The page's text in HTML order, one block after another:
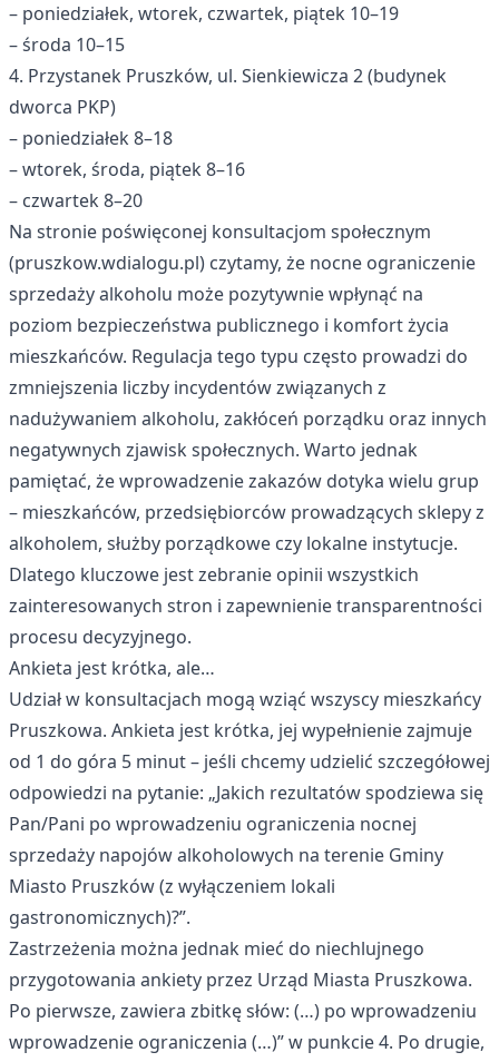
– poniedziałek, wtorek, czwartek, piątek 10–19
– środa 10–15
4. Przystanek Pruszków, ul. Sienkiewicza 2 (budynek
dworca PKP)
– poniedziałek 8–18
– wtorek, środa, piątek 8–16
– czwartek 8–20
Na stronie poświęconej konsultacjom społecznym
(pruszkow.wdialogu.pl) czytamy, że nocne ograniczenie
sprzedaży alkoholu może pozytywnie wpłynąć na
poziom bezpieczeństwa publicznego i komfort życia
mieszkańców. Regulacja tego typu często prowadzi do
zmniejszenia liczby incydentów związanych z
nadużywaniem alkoholu, zakłóceń porządku oraz innych
negatywnych zjawisk społecznych. Warto jednak
pamiętać, że wprowadzenie zakazów dotyka wielu grup
– mieszkańców, przedsiębiorców prowadzących sklepy z
alkoholem, służby porządkowe czy lokalne instytucje.
Dlatego kluczowe jest zebranie opinii wszystkich
zainteresowanych stron i zapewnienie transparentności
procesu decyzyjnego.
Ankieta jest krótka, ale…
Udział w konsultacjach mogą wziąć wszyscy mieszkańcy
Pruszkowa. Ankieta jest krótka, jej wypełnienie zajmuje
od 1 do góra 5 minut – jeśli chcemy udzielić szczegółowej
odpowiedzi na pytanie: „Jakich rezultatów spodziewa się
Pan/Pani po wprowadzeniu ograniczenia nocnej
sprzedaży napojów alkoholowych na terenie Gminy
Miasto Pruszków (z wyłączeniem lokali
gastronomicznych)?”.
Zastrzeżenia można jednak mieć do niechlujnego
przygotowania ankiety przez Urząd Miasta Pruszkowa.
Po pierwsze, zawiera zbitkę słów: (…) po wprowadzeniu
wprowadzenie ograniczenia (…)” w punkcie 4. Po drugie,